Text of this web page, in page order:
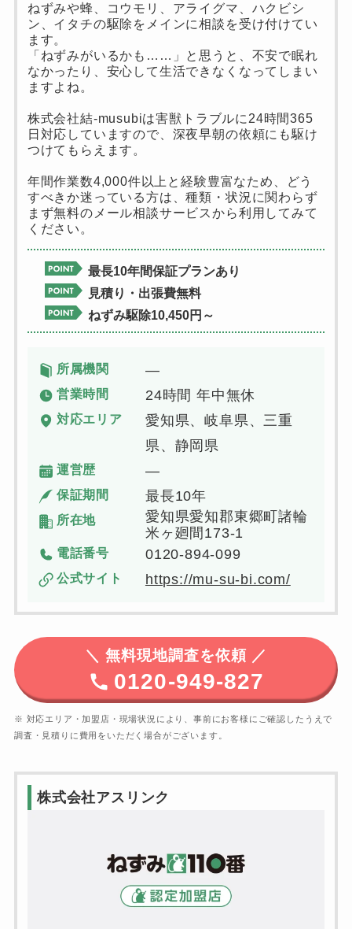
ねずみや蜂、コウモリ、アライグマ、ハクビシ
ン、イタチの駆除をメインに相談を受け付けてい
ます。
「ねずみがいるかも……」と思うと、不安で眠れ
なかったり、安心して生活できなくなってしまい
ますよね。
株式会社結-musubiは害獣トラブルに24時間365
日対応していますので、深夜早朝の依頼にも駆け
つけてもらえます。
年間作業数4,000件以上と経験豊富なため、どう
すべきか迷っている方は、種類・状況に関わらず
まず無料のメール相談サービスから利用してみて
ください。
最長10年間保証プランあり
見積り・出張費無料
ねずみ駆除10,450円～
所属機関 ―
営業時間 24時間 年中無休
対応エリア
愛知県、岐阜県、三重
県、静岡県
運営歴 ―
保証期間 最長10年
所在地
愛知県愛知郡東郷町諸輪
米ヶ廻間173-1
電話番号 0120-894-099
公式サイト https://mu-su-bi.com/
＼ 無料現地調査を依頼 ／
0120-949-827
※ 対応エリア・加盟店・現場状況により、事前にお客様にご確認したうえで
調査・見積りに費用をいただく場合がございます。
株式会社アスリンク